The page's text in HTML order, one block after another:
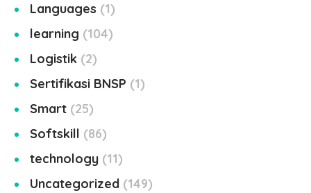
Languages
1
learning
104
Logistik 2
Sertifikasi BNSP
1
Smart 25
Softskill
86
technology 11
Uncategorized 149